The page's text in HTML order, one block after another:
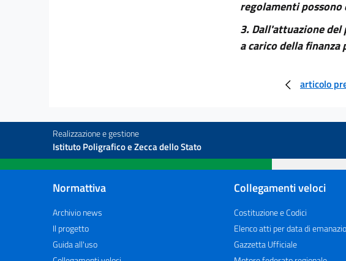
regolamenti possono
3. Dall'attuazione
a carico della finanza
articolo
Realizzazione e gestione
Istituto Poligrafico e Zecca dello Stato
Normattiva
Archivio news
Il progetto
Guida all'uso
Collegamenti veloci
Costituzione e Codici
Elenco atti per data di
Gazzetta Ufficiale